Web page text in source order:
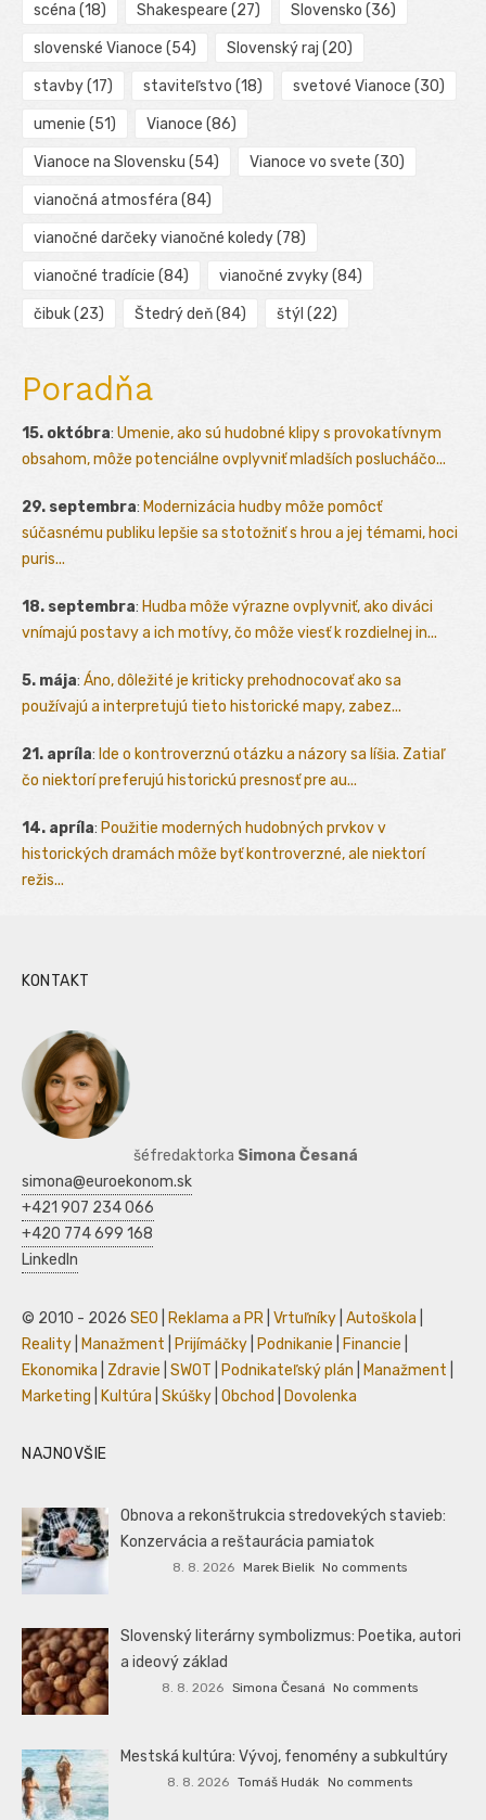
scéna (18) Shakespeare (27) Slovensko (36)
slovenské Vianoce (54) Slovenský raj (20)
stavby(17) staviteľstvo (18) svetové Vianoce (30)
umenie (51) Vianoce (86)
Vianoce na Slovensku (54) Vianoce vo svete (30)
vianočná atmosféra (84)
vianočné darčeky vianočné koledy(78)
vianočné tradície (84) vianočné zvyky(84)
čibuk(23) Štedrý deň(84) štýl (22)
Poradňa
15. októbra: Umenie, ako sú hudobné klipy s provokatívnym
obsahom, môže potenciálne ovplyvniť mladších poslucháčo...
29. septembra: Modernizácia hudby môže pomôcť
súčasnému publiku lepšie sa stotožniť s hrou a jej témami, hoci
puris...
18. septembra: Hudba môže výrazne ovplyvniť, ako diváci
vnímajú postavy a ich motívy, čo môže viesť k rozdielnej in...
5. mája: Áno, dôležité je kriticky prehodnocovať ako sa
používajú a interpretujú tieto historické mapy, zabez...
21. apríla: Ide o kontroverznú otázku a názory sa líšia. Zatiaľ
čo niektorí preferujú historickú presnosť pre au...
14. apríla: Použitie moderných hudobných prvkov v
historických dramách môže byť kontroverzné, ale niektorí
režis...
KONTAKT
šéfredaktorka Simona Česaná
simona@euroekonom.sk
+421 907 234 066
+420 774 699 168
LinkedIn
© 2010 - 2026 SEO Reklama a PR Vrtuľníky Autoškola
Reality
Manažment Prijímáčky Podnikanie Financie
Ekonomika
Zdravie SWOT Podnikateľský plán Manažment
Marketing
Kultúra Skúšky Obchod Dovolenka
NAJNOVŠIE
Obnova a rekonštrukcia stredovekých stavieb:
Konzervácia a reštaurácia pamiatok
8. 8. 2026 Marek Bielik No comments
Slovenský literárny symbolizmus: Poetika, autori
a ideový základ
8. 8. 2026 Simona Česaná No comments
Mestská kultúra: Vývoj, fenomény a subkultúry
8. 8. 2026 Tomáš Hudák No comments